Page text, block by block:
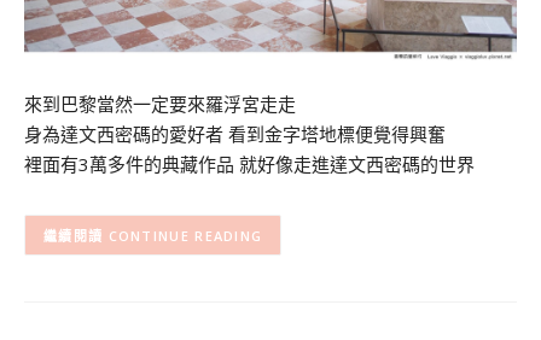
來到巴黎當然一定要來羅浮宮走走
身為達文西密碼的愛好者 看到金字塔地標便覺得興奮
裡面有3萬多件的典藏作品 就好像走進達文西密碼的世界
CONTINUE READING